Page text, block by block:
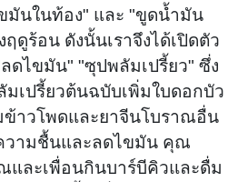
มันในท้อง" และ "ขูดน้ำมัน
ดูร้อน ดังนั้นเราจึงได้เปิดตัว
ดไขมัน" "ซุปพลัมเปรี้ยว" ซึ่ง
เปรี้ยวต้นฉบับเพิ่มใบดอกบัว
ข้าวโพดและยาจีนโบราณอื่น
วามชื้นและลดไขมัน คุณ
และเพื่อนกินบาร์บีคิวและดื่ม